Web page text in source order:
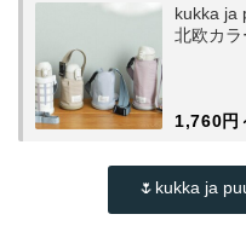
kukka ja
北欧カ
1,760円
🌷kukka ja